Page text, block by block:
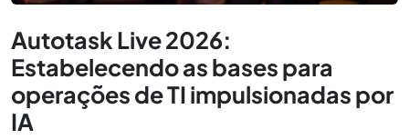
Autotask Live 2026:
Estabelecendo as bases para
operações de TI impulsionadas por
IA